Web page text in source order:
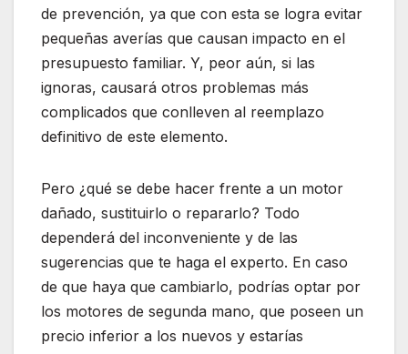
de prevención, ya que con esta se logra evitar
pequeñas averías que causan impacto en el
presupuesto familiar. Y, peor aún, si las
ignoras, causará otros problemas más
complicados que conlleven al reemplazo
definitivo de este elemento.
Pero ¿qué se debe hacer frente a un motor
dañado, sustituirlo o repararlo? Todo
dependerá del inconveniente y de las
sugerencias que te haga el experto. En caso
de que haya que cambiarlo, podrías optar por
los motores de segunda mano, que poseen un
precio inferior a los nuevos y estarías